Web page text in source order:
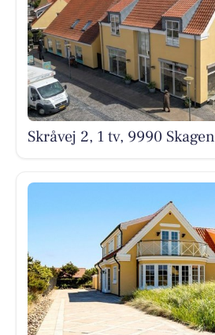
Skråvej 2, 1 tv, 9990 Skagen